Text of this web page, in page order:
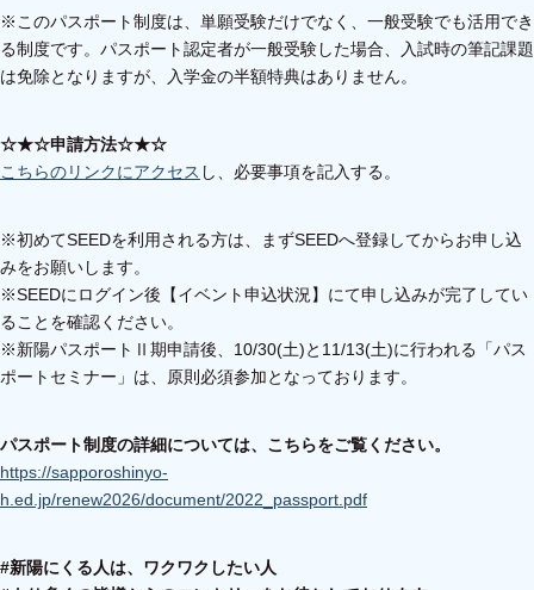
※このパスポート制度は、単願受験だけでなく、一般受験でも活用でき
る制度です。パスポート認定者が一般受験した場合、入試時の筆記課題
は免除となりますが、入学金の半額特典はありません。
☆★☆申請方法☆★☆
こちらのリンクにアクセス し、必要事項を記入する。
※初めてSEEDを利用される方は、まずSEEDへ登録してからお申し込
みをお願いします。
※SEEDにログイン後【イベント申込状況】にて申し込みが完了してい
ることを確認ください。
※新陽パスポートⅡ期申請後、10/30(土)と11/13(土)に行われる「パス
ポートセミナー」は、原則必須参加となっております。
パスポート制度の詳細については、こちらをご覧ください。
https://sapporoshinyo-
h.ed.jp/renew2026/document/2022_passport.pdf
#新陽にくる人は、ワクワクしたい人